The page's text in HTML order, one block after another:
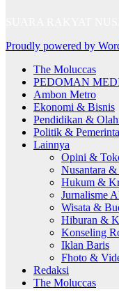
Proudly powered by
The Moluccas
PEDOMAN
Ambon Metro
Ekonomi & Bisnis
Pendidikan &
Politik &
Lainnya
Opini &
Nusantara
Hukum &
Jurnalisme
Wisata &
Hiburan &
Konseling
Iklan Baris
Fhoto &
Redaksi
The Moluccas